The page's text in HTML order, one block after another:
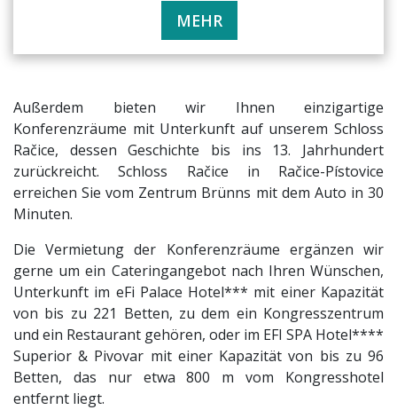
MEHR
Außerdem bieten wir Ihnen einzigartige
Konferenzräume mit Unterkunft auf unserem Schloss
Račice, dessen Geschichte bis ins 13. Jahrhundert
zurückreicht. Schloss Račice in Račice-Pístovice
erreichen Sie vom Zentrum Brünns mit dem Auto in 30
Minuten.
Die Vermietung der Konferenzräume ergänzen wir
gerne um ein Cateringangebot nach Ihren Wünschen,
Unterkunft im eFi Palace Hotel*** mit einer Kapazität
von bis zu 221 Betten, zu dem ein Kongresszentrum
und ein Restaurant gehören, oder im EFI SPA Hotel****
Superior & Pivovar mit einer Kapazität von bis zu 96
Betten, das nur etwa 800 m vom Kongresshotel
entfernt liegt.